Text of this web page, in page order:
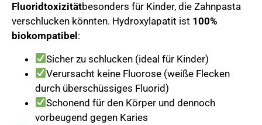
Fluoridtoxizitätbesonders für Kinder, die Zahnpasta
verschlucken könnten. Hydroxylapatit ist 100%
biokompatibel :
Sicher zu schlucken (ideal für Kinder)
Verursacht keine Fluorose (weiße Flecken
durch überschüssiges Fluorid)
Schonend für den Körper und dennoch
vorbeugend gegen Karies